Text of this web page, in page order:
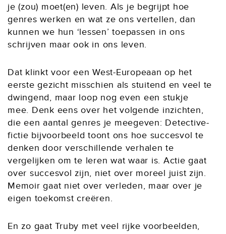
je (zou) moet(en) leven. Als je begrijpt hoe
genres werken en wat ze ons vertellen, dan
kunnen we hun ‘lessen’ toepassen in ons
schrijven maar ook in ons leven.
Dat klinkt voor een West-Europeaan op het
eerste gezicht misschien als stuitend en veel te
dwingend, maar loop nog even een stukje
mee. Denk eens over het volgende inzichten,
die een aantal genres je meegeven: Detective-
fictie bijvoorbeeld toont ons hoe succesvol te
denken door verschillende verhalen te
vergelijken om te leren wat waar is. Actie gaat
over succesvol zijn, niet over moreel juist zijn.
Memoir gaat niet over verleden, maar over je
eigen toekomst creëren.
En zo gaat Truby met veel rijke voorbeelden,